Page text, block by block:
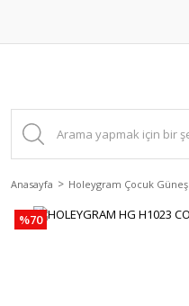
Anasayfa Holeygram Çocuk Güneş
%70